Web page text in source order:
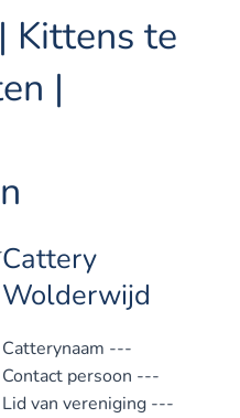
Kittens te
|
Cattery
Wolderwijd
Catterynaam ---
Contact persoon ---
Lid van vereniging ---